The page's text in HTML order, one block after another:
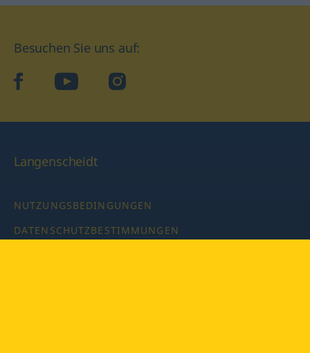
Besuchen Sie uns auf:
facebookYouTube Instagram
Langenscheidt
NUTZUNGSBEDINGUNGEN
DATENSCHUTZBESTIMMUNGEN